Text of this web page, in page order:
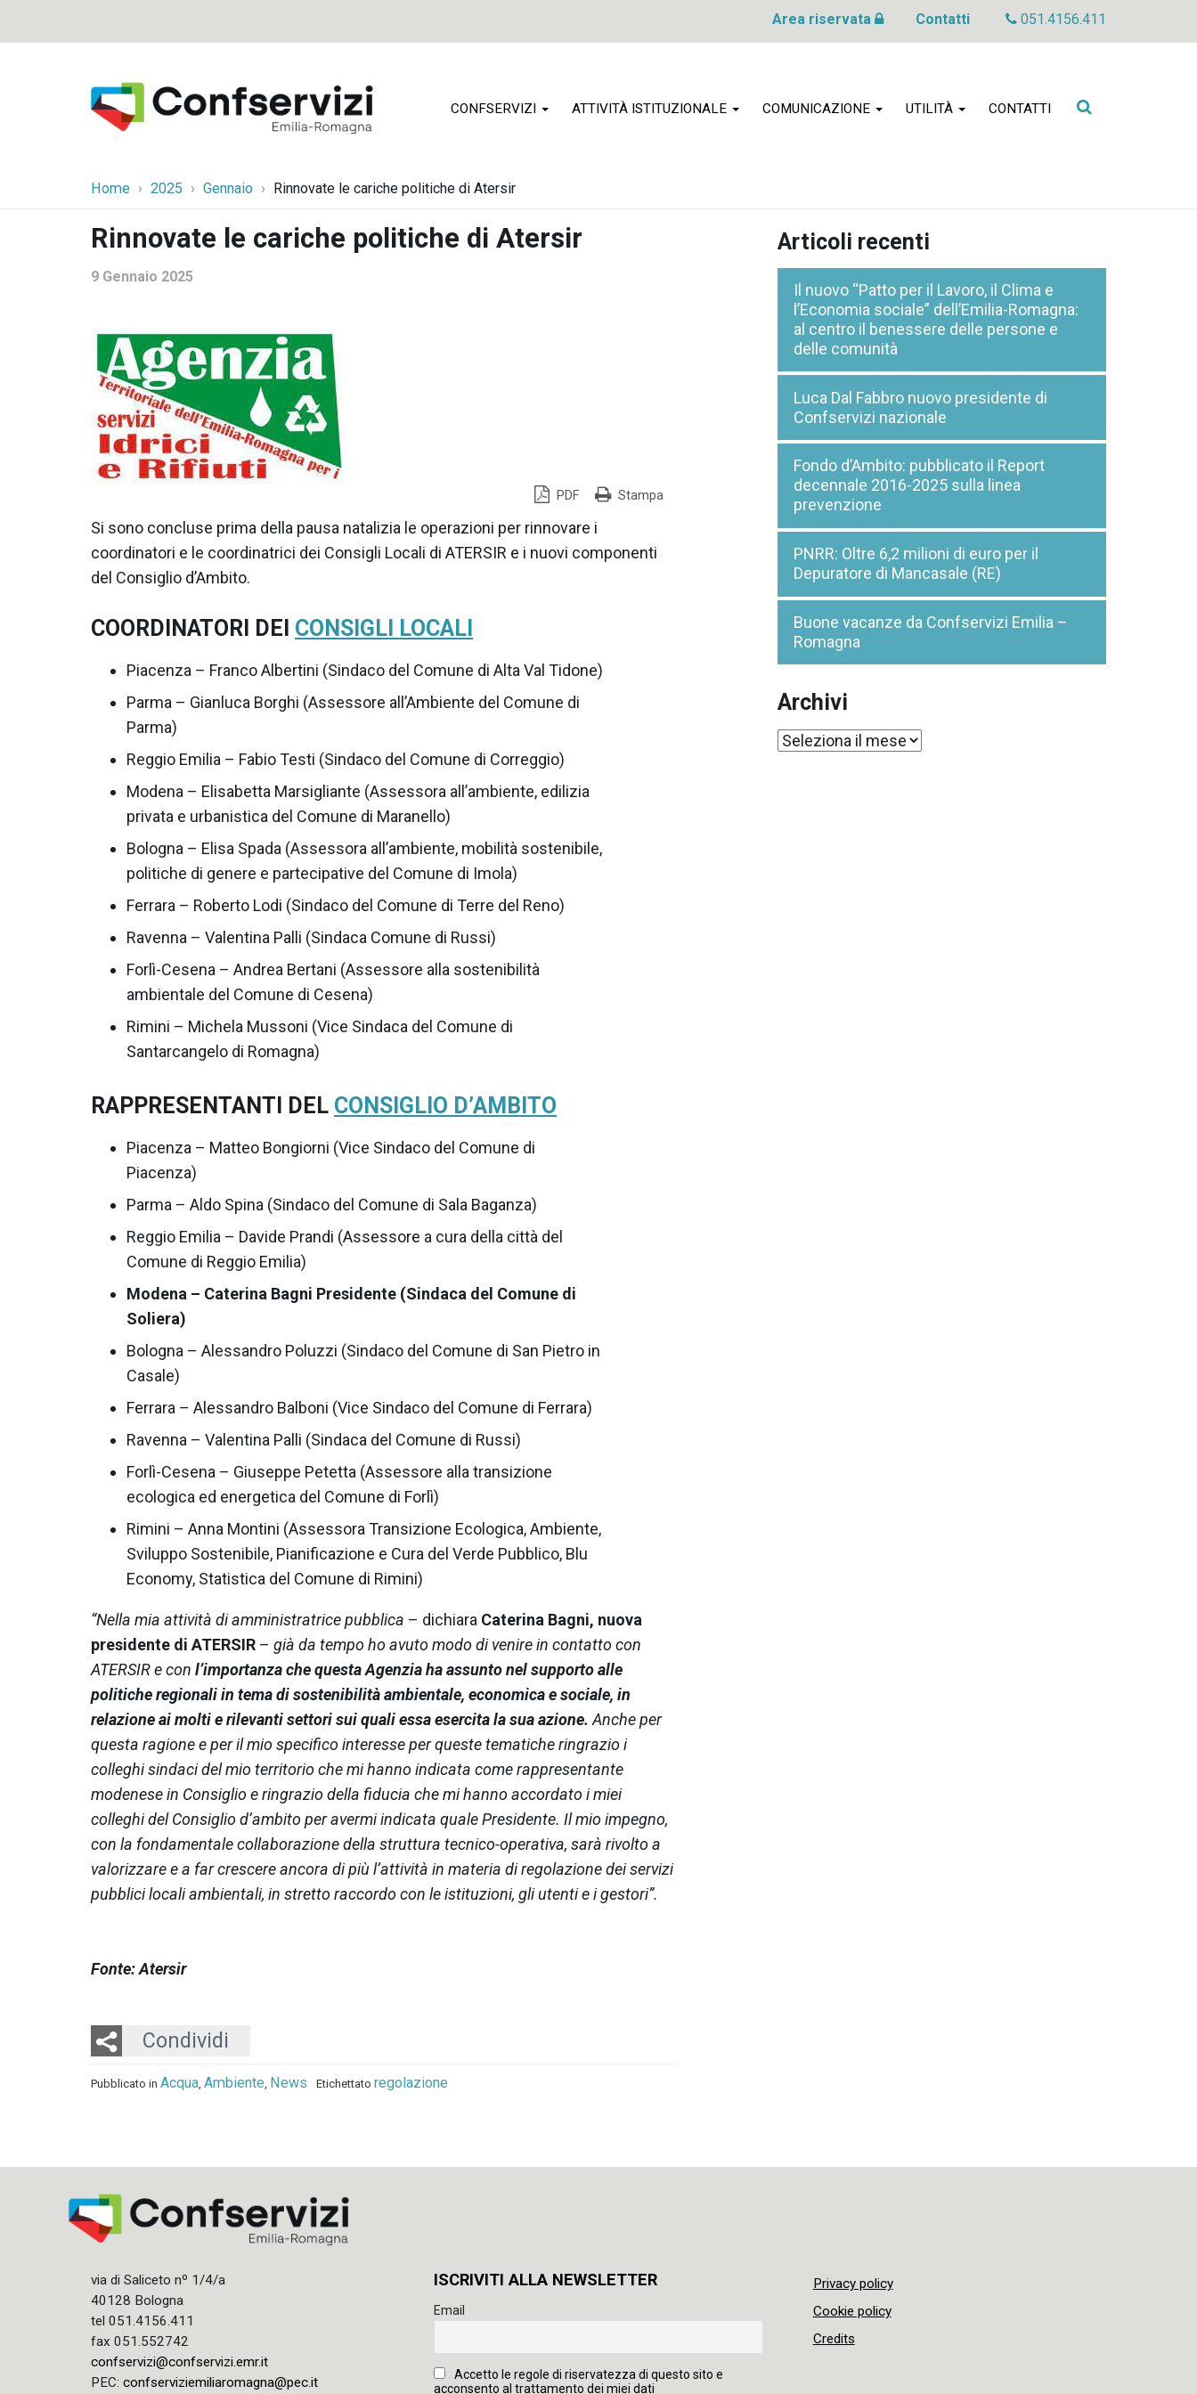
Area riservata Contatti 051.4156.411
CONFSERVIZI ATTIVITÀ ISTITUZIONALE COMUNICAZIONE UTILITÀ CONTATTI
Cerca
Home 2025 Gennaio Rinnovate le cariche politiche di Atersir
Rinnovate le cariche politiche di Atersir
9 Gennaio 2025
PDF Stampa
Si sono concluse prima della pausa natalizia le operazioni per rinnovare i
coordinatori e le coordinatrici dei Consigli Locali di ATERSIR e i nuovi componenti
del Consiglio d’Ambito.
COORDINATORI DEI CONSIGLI LOCALI
Piacenza – Franco Albertini (Sindaco del Comune di Alta Val Tidone)
Parma – Gianluca Borghi (Assessore all’Ambiente del Comune di
Parma)
Reggio Emilia – Fabio Testi (Sindaco del Comune di Correggio)
Modena – Elisabetta Marsigliante (Assessora all’ambiente, edilizia
privata e urbanistica del Comune di Maranello)
Bologna – Elisa Spada (Assessora all’ambiente, mobilità sostenibile,
politiche di genere e partecipative del Comune di Imola)
Ferrara – Roberto Lodi (Sindaco del Comune di Terre del Reno)
Ravenna – Valentina Palli (Sindaca Comune di Russi)
Forlì-Cesena – Andrea Bertani (Assessore alla sostenibilità
ambientale del Comune di Cesena)
Rimini – Michela Mussoni (Vice Sindaca del Comune di
Santarcangelo di Romagna)
RAPPRESENTANTI DEL CONSIGLIO D’AMBITO
Piacenza – Matteo Bongiorni (Vice Sindaco del Comune di
Piacenza)
Parma – Aldo Spina (Sindaco del Comune di Sala Baganza)
Reggio Emilia – Davide Prandi (Assessore a cura della città del
Comune di Reggio Emilia)
Modena – Caterina Bagni Presidente (Sindaca del Comune di
Soliera)
Bologna – Alessandro Poluzzi (Sindaco del Comune di San Pietro in
Casale)
Ferrara – Alessandro Balboni (Vice Sindaco del Comune di Ferrara)
Ravenna – Valentina Palli (Sindaca del Comune di Russi)
Forlì-Cesena – Giuseppe Petetta (Assessore alla transizione
ecologica ed energetica del Comune di Forlì)
Rimini – Anna Montini (Assessora Transizione Ecologica, Ambiente,
Sviluppo Sostenibile, Pianificazione e Cura del Verde Pubblico, Blu
Economy, Statistica del Comune di Rimini)
“Nella mia attività di amministratrice pubblica – dichiara Caterina Bagni, nuova
presidente di ATERSIR – già da tempo ho avuto modo di venire in contatto con
ATERSIR e con l’importanza che questa Agenzia ha assunto nel supporto alle
politiche regionali in tema di sostenibilità ambientale, economica e sociale, in
relazione ai molti e rilevanti settori sui quali essa esercita la sua azione. Anche per
questa ragione e per il mio specifico interesse per queste tematiche ringrazio i
colleghi sindaci del mio territorio che mi hanno indicata come rappresentante
modenese in Consiglio e ringrazio della fiducia che mi hanno accordato i miei
colleghi del Consiglio d’ambito per avermi indicata quale Presidente. Il mio impegno,
con la fondamentale collaborazione della struttura tecnico-operativa, sarà rivolto a
valorizzare e a far crescere ancora di più l’attività in materia di regolazione dei servizi
pubblici locali ambientali, in stretto raccordo con le istituzioni, gli utenti e i gestori”.
Fonte: Atersir
Condividi
Twitter
LinkedIn
Email
Pubblicato in Acqua, Ambiente, News Etichettato regolazione
Articoli recenti
Il nuovo “Patto per il Lavoro, il Clima e
l’Economia sociale” dell’Emilia-Romagna:
al centro il benessere delle persone e
delle comunità
Luca Dal Fabbro nuovo presidente di
Confservizi nazionale
Fondo d’Ambito: pubblicato il Report
decennale 2016-2025 sulla linea
prevenzione
PNRR: Oltre 6,2 milioni di euro per il
Depuratore di Mancasale (RE)
Buone vacanze da Confservizi Emilia –
Romagna
Archivi
Archivi
via di Saliceto nº 1/4/a
40128 Bologna
tel 051.4156.411
fax 051.552742
confservizi@confservizi.emr.it
PEC: confserviziemiliaromagna@pec.it
ISCRIVITI ALLA NEWSLETTER
Email
Accetto le regole di riservatezza di questo sito e
acconsento al trattamento dei miei dati
Privacy policy
Cookie policy
Credits